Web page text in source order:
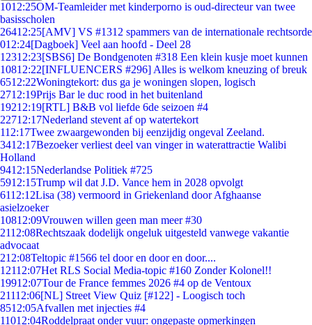
1012:25OM-Teamleider met kinderporno is oud-directeur van twee
basisscholen
26412:25[AMV] VS #1312 spammers van de internationale rechtsorde
012:24[Dagboek] Veel aan hoofd - Deel 28
12312:23[SBS6] De Bondgenoten #318 Een klein kusje moet kunnen
10812:22[INFLUENCERS #296] Alles is welkom kneuzing of breuk
6512:22Woningtekort: dus ga je woningen slopen, logisch
2712:19Prijs Bar le duc rood in het buitenland
19212:19[RTL] B&B vol liefde 6de seizoen #4
22712:17Nederland stevent af op watertekort
112:17Twee zwaargewonden bij eenzijdig ongeval Zeeland.
3412:17Bezoeker verliest deel van vinger in waterattractie Walibi
Holland
9412:15Nederlandse Politiek #725
5912:15Trump wil dat J.D. Vance hem in 2028 opvolgt
6112:12Lisa (38) vermoord in Griekenland door Afghaanse
asielzoeker
10812:09Vrouwen willen geen man meer #30
2112:08Rechtszaak dodelijk ongeluk uitgesteld vanwege vakantie
advocaat
212:08Teltopic #1566 tel door en door en door....
12112:07Het RLS Social Media-topic #160 Zonder Kolonel!!
19912:07Tour de France femmes 2026 #4 op de Ventoux
21112:06[NL] Street View Quiz [#122] - Loogisch toch
8512:05Afvallen met injecties #4
11012:04Roddelpraat onder vuur: ongepaste opmerkingen